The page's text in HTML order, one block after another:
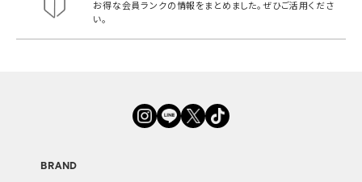
お得な会員ランクの情報をまとめました。ぜひご活用くださ
い。
BRAND